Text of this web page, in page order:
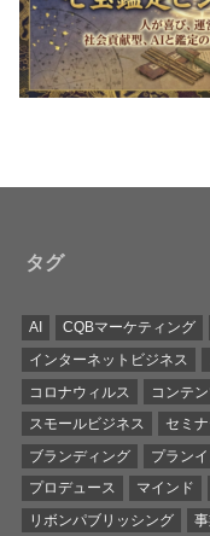
タグ
AI CQBマーケティング
インターネットビジネス
コロナウィルス
コンテ
スモールビジネス
セミ
ブランディング
プラン
プロデュース
マインド
リボンパブリッシング